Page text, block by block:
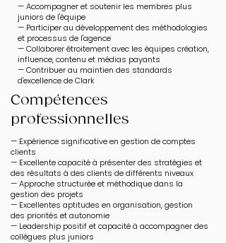
— Accompagner et soutenir les membres plus
juniors de l'équipe
— Participer au développement des méthodologies
et processus de l'agence
— Collaborer étroitement avec les équipes création,
influence, contenu et médias payants
— Contribuer au maintien des standards
d'excellence de Clark
Compétences
professionnelles
— Expérience significative en gestion de comptes
clients
— Excellente capacité à présenter des stratégies et
des résultats à des clients de différents niveaux
— Approche structurée et méthodique dans la
gestion des projets
— Excellentes aptitudes en organisation, gestion
des priorités et autonomie
— Leadership positif et capacité à accompagner des
collègues plus juniors